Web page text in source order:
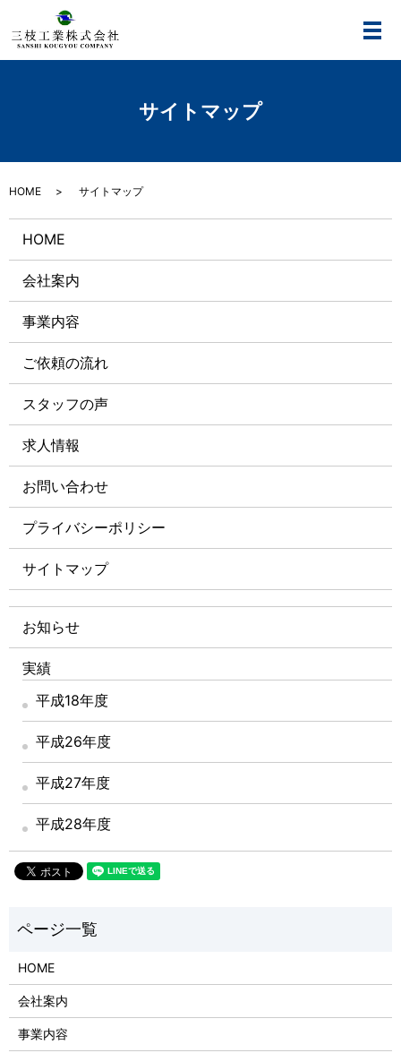
メ
サイトマップ
HOME サイトマップ
HOME
会社案内
事業内容
ご依頼の流れ
スタッフの声
求人情報
お問い合わせ
プライバシーポリシー
サイトマップ
お知らせ
実績
平成18年度
平成26年度
平成27年度
平成28年度
HOME
会社案内
事業内容